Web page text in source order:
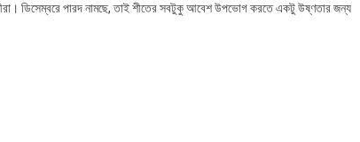
ডিসেম্বরে পারদ নামছে, তাই শীতের সবটুকু আবেশ উপভোগ করতে একটু উষ্ণতার জন্য